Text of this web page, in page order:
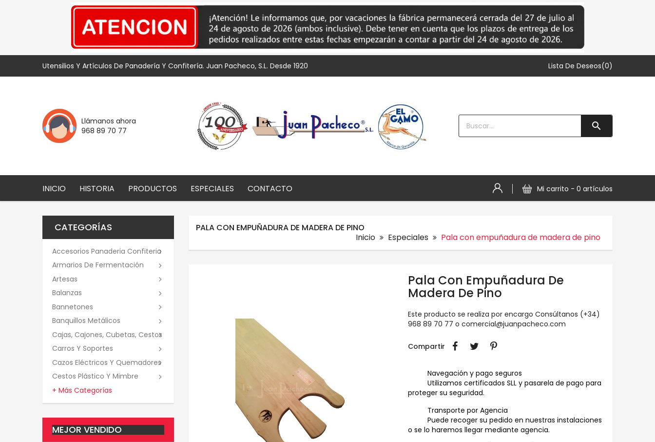
Utensilios Y Artículos De Panadería Y Confitería. Juan Pacheco, S.L. Desde 1920 Lista De Deseos(0)
Llámanos ahora
968 89 70 77

INICIO HISTORIA PRODUCTOS ESPECIALES CONTACTO Mi carrito - 0 artículos
CATEGORÍAS
Accesorios Panaderia Confiteria
Armarios De Fermentación
Artesas
Balanzas
Bannetones
Banquillos Metálicos
Cajas, Cajones, Cubetas, Cestos
Carros Y Soportes
Cazos Eléctricos Y Quemadores
Cestos Plástico Y Mimbre
+ Más Categorías
MEJOR VENDIDO
PALA CON EMPUÑADURA DE MADERA DE PINO
Inicio
Especiales Pala con empuñadura de madera de pino
Pala Con Empuñadura De
Madera De Pino
Este producto se realiza por encargo Consúltanos (+34)
968 89 70 77 o comercial@juanpacheco.com
Compartir
Navegación y pago seguros
Utilizamos certificados SLL y pasarela de pago para
proteger su seguridad.
Transporte por Agencia
Puede recoger su pedido en nuestras instalaciones
o se lo haremos llegar mediante agencia.